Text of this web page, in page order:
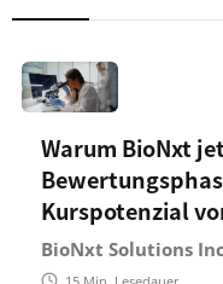
Warum BioNxt
Kurspotenzial
BioNxt Solutions